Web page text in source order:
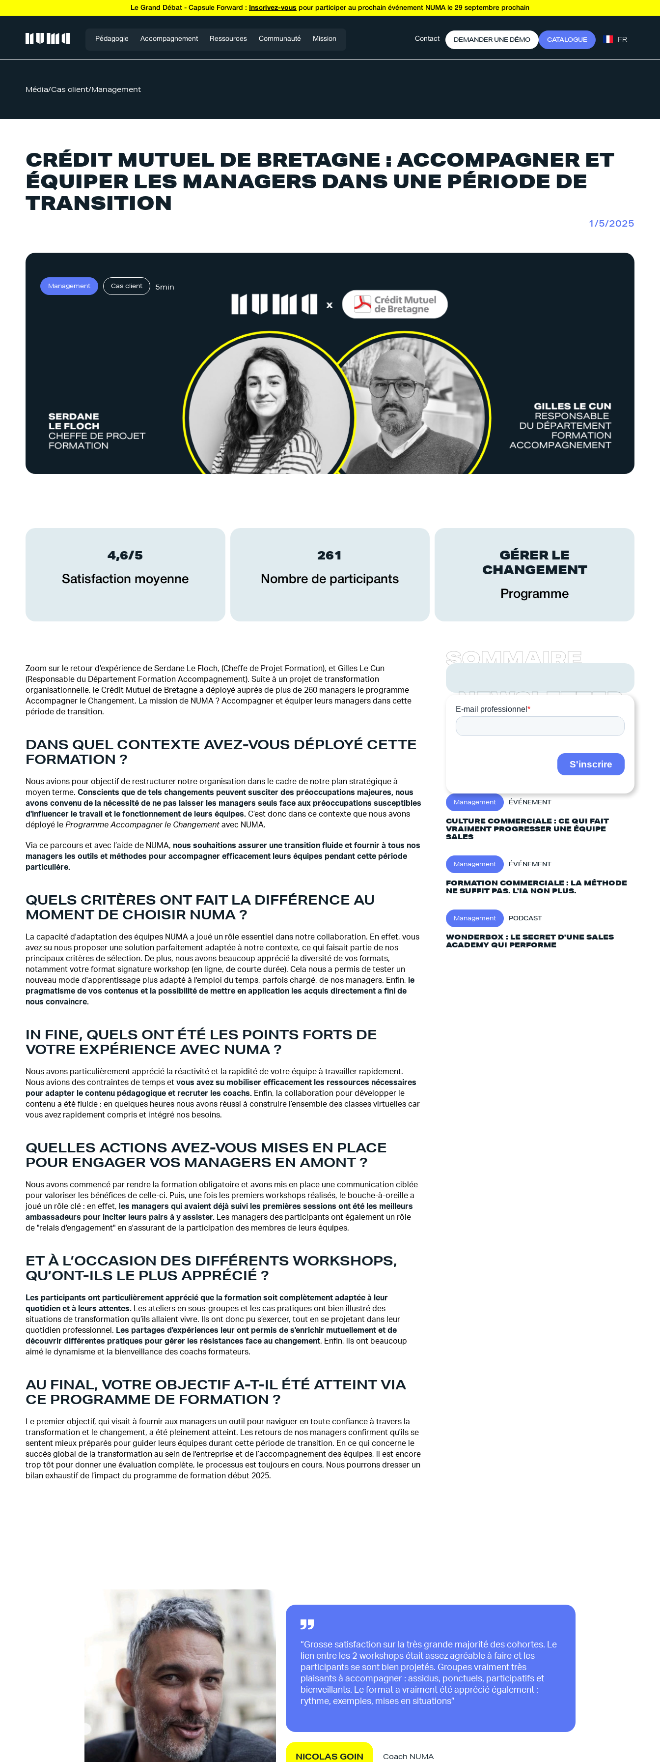
Le Grand Débat - Capsule Forward : Inscrivez-vous pour participer au prochain événement NUMA le 29 septembre prochain
Pédagogie Accompagnement Ressources Communauté Mission Contact DEMANDER UNE DÉMO CATALOGUE FR
Média/Cas client/Management
CRÉDIT MUTUEL DE BRETAGNE : ACCOMPAGNER ET
ÉQUIPER LES MANAGERS DANS UNE PÉRIODE DE
TRANSITION
1/5/2025
Management Cas client 5min
261
Nombre de participants
GÉRER LE
CHANGEMENT
Programme
4,6/5
Satisfaction moyenne
Zoom sur le retour d’expérience de Serdane Le Floch, (Cheffe de Projet Formation), et Gilles Le Cun
(Responsable du Département Formation Accompagnement). Suite à un projet de transformation
organisationnelle, le Crédit Mutuel de Bretagne a déployé auprès de plus de 260 managers le programme
Accompagner le Changement. La mission de NUMA ? Accompagner et équiper leurs managers dans cette
période de transition.
DANS QUEL CONTEXTE AVEZ-VOUS DÉPLOYÉ CETTE
FORMATION ?
Nous avions pour objectif de restructurer notre organisation dans le cadre de notre plan stratégique à
moyen terme. Conscients que de tels changements peuvent susciter des préoccupations majeures, nous
avons convenu de la nécessité de ne pas laisser les managers seuls face aux préoccupations susceptibles
d'influencer le travail et le fonctionnement de leurs équipes. C’est donc dans ce contexte que nous avons
déployé le Programme Accompagner le Changementavec NUMA.
Via ce parcours et avec l’aide de NUMA, nous souhaitions assurer une transition fluide et fournir à tous nos
managers les outils et méthodes pour accompagner efficacement leurs équipes pendant cette période
particulière.
QUELS CRITÈRES ONT FAIT LA DIFFÉRENCE AU
MOMENT DE CHOISIR NUMA ?
La capacité d'adaptation des équipes NUMA a joué un rôle essentiel dans notre collaboration. En effet, vous
avez su nous proposer une solution parfaitement adaptée à notre contexte, ce qui faisait partie de nos
principaux critères de sélection. De plus, nous avons beaucoup apprécié la diversité de vos formats,
notamment votre format signature workshop (en ligne, de courte durée). Cela nous a permis de tester un
nouveau mode d'apprentissage plus adapté à l'emploi du temps, parfois chargé, de nos managers. Enfin, le
pragmatisme de vos contenus et la possibilité de mettre en application les acquis directement a fini de
nous convaincre.
IN FINE, QUELS ONT ÉTÉ LES POINTS FORTS DE
VOTRE EXPÉRIENCE AVEC NUMA ?
Nous avons particulièrement apprécié la réactivité et la rapidité de votre équipe à travailler rapidement.
Nous avions des contraintes de temps et vous avez su mobiliser efficacement les ressources nécessaires
pour adapter le contenu pédagogique et recruter les coachs. Enfin, la collaboration pour développer le
contenu a été fluide : en quelques heures nous avons réussi à construire l’ensemble des classes virtuelles car
vous avez rapidement compris et intégré nos besoins.
QUELLES ACTIONS AVEZ-VOUS MISES EN PLACE
POUR ENGAGER VOS MANAGERS EN AMONT ?
Nous avons commencé par rendre la formation obligatoire et avons mis en place une communication ciblée
pour valoriser les bénéfices de celle-ci. Puis, une fois les premiers workshops réalisés, le bouche-à-oreille a
joué un rôle clé : en effet, l es managers qui avaient déjà suivi les premières sessions ont été les meilleurs
ambassadeurs pour inciter leurs pairs à y assister. Les managers des participants ont également un rôle
de "relais d'engagement" en s'assurant de la participation des membres de leurs équipes.
ET À L’OCCASION DES DIFFÉRENTS WORKSHOPS,
QU’ONT-ILS LE PLUS APPRÉCIÉ ?
Les participants ont particulièrement apprécié que la formation soit complètement adaptée à leur
quotidien et à leurs attentes. Les ateliers en sous-groupes et les cas pratiques ont bien illustré des
situations de transformation qu’ils allaient vivre. Ils ont donc pu s’exercer, tout en se projetant dans leur
quotidien professionnel. Les partages d'expériences leur ont permis de s'enrichir mutuellement et de
découvrir différentes pratiques pour gérer les résistances face au changement. Enfin, ils ont beaucoup
aimé le dynamisme et la bienveillance des coachs formateurs.
AU FINAL, VOTRE OBJECTIF A-T-IL ÉTÉ ATTEINT VIA
CE PROGRAMME DE FORMATION ?
Le premier objectif, qui visait à fournir aux managers un outil pour naviguer en toute confiance à travers la
transformation et le changement, a été pleinement atteint. Les retours de nos managers confirment qu'ils se
sentent mieux préparés pour guider leurs équipes durant cette période de transition. En ce qui concerne le
succès global de la transformation au sein de l'entreprise et de l’accompagnement des équipes, il est encore
trop tôt pour donner une évaluation complète, le processus est toujours en cours. Nous pourrons dresser un
bilan exhaustif de l’impact du programme de formation début 2025.
SOMMAIRE
NEWSLETTER
Management ÉVÉNEMENT
CULTURE COMMERCIALE : CE QUI FAIT
VRAIMENT PROGRESSER UNE ÉQUIPE
SALES
Management ÉVÉNEMENT
FORMATION COMMERCIALE : LA MÉTHODE
NE SUFFIT PAS. L'IA NON PLUS.‍
Management PODCAST
WONDERBOX : LE SECRET D'UNE SALES
ACADEMY QUI PERFORME
“Grosse satisfaction sur la très grande majorité des cohortes. Le
lien entre les 2 workshops était assez agréable à faire et les
participants se sont bien projetés. Groupes vraiment très
plaisants à accompagner : assidus, ponctuels, participatifs et
bienveillants. Le format a vraiment été apprécié également :
rythme, exemples, mises en situations”
NICOLAS GOIN Coach NUMA